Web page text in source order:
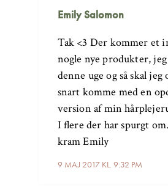
Emily Salomon
9 MAJ 2017 KL. 9:32 PM
Tak <3 Der kommer et
nogle nye produkter,
denne uge og så skal jeg
snart komme med en
version af min
I flere der har spurgt
kram Emily